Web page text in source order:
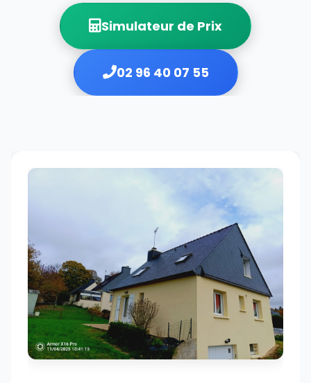
Simulateur de Prix
02 96 40 07 55